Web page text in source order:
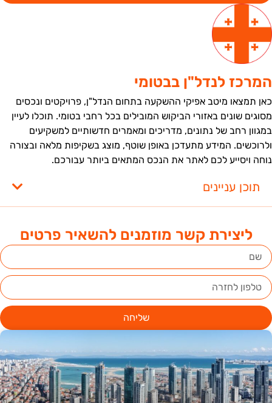
ליצירת קשר מוזמנים להשאיר פרטים
שליחה
לנדל"ן בבטומי
תמצאו מיטב אפיקי ההשקעה בתחום הנדל"ן, פרויקטים ונכסים
שונים באזורי הביקוש המובילים בכל רחבי בטומי. תוכלו לעיין
רחב של נתונים, מדריכים ומאמרים חדשותיים למשקיעים
המידע מתעדכן באופן שוטף, מוצג בשקיפות מלאה ובצורה
ויסייע לכם לאתר את הנכס המתאים ביותר עבורכם.
תוכן עניינים